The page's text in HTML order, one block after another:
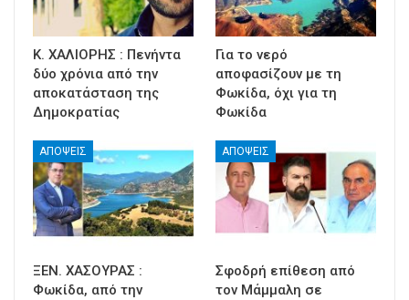
Κ. ΧΑΛΙΟΡΗΣ : Πενήντα
δύο χρόνια από την
αποκατάσταση της
Δημοκρατίας
Για το νερό
αποφασίζουν με τη
Φωκίδα, όχι για τη
Φωκίδα
ΑΠΟΨΕΙΣ
ΞΕΝ. ΧΑΣΟΥΡΑΣ :
Φωκίδα, από την
ΑΠΟΨΕΙΣ
Σφοδρή επίθεση από
τον Μάμμαλη σε